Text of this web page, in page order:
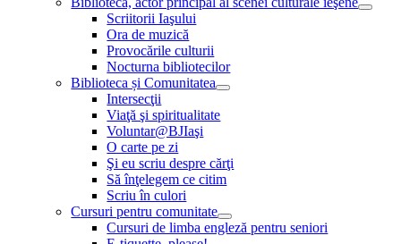
Scriitorii Iaşului
Ora de muzică
Provocările culturii
Nocturna bibliotecilor
Biblioteca și Comunitatea
Intersecţii
Viaţă şi spiritualitate
Voluntar@BJIaşi
O carte pe zi
Şi eu scriu despre cărţi
Să înţelegem ce citim
Scriu în culori
Cursuri pentru comunitate
Cursuri de limba engleză pentru seniori